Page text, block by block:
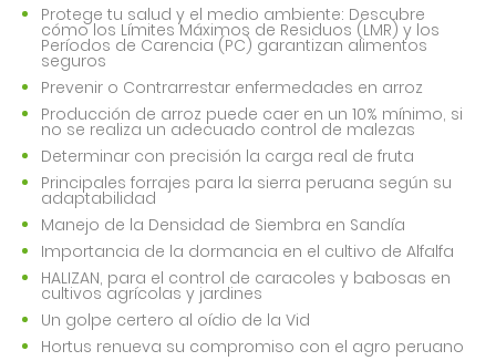
Protege tu salud y el medio ambiente: Descubre
cómo los Límites Máximos de Residuos (LMR) y los
Períodos de Carencia (PC) garantizan alimentos
seguros
Prevenir o Contrarrestar enfermedades en arroz
Producción de arroz puede caer en un 10% mínimo, si
no se realiza un adecuado control de malezas
Determinar con precisión la carga real de fruta
Principales forrajes para la sierra peruana según su
adaptabilidad
Manejo de la Densidad de Siembra en Sandía
Importancia de la dormancia en el cultivo de Alfalfa
HALIZAN, para el control de caracoles y babosas en
cultivos agrícolas y jardines
Un golpe certero al oídio de la Vid
Hortus renueva su compromiso con el agro peruano